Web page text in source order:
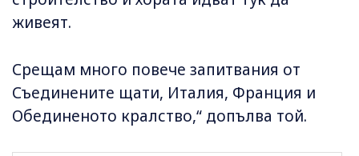
живеят.
Срещам много повече запитвания от
Съединените щати, Италия, Франция и
Обединеното кралство,“ допълва той.